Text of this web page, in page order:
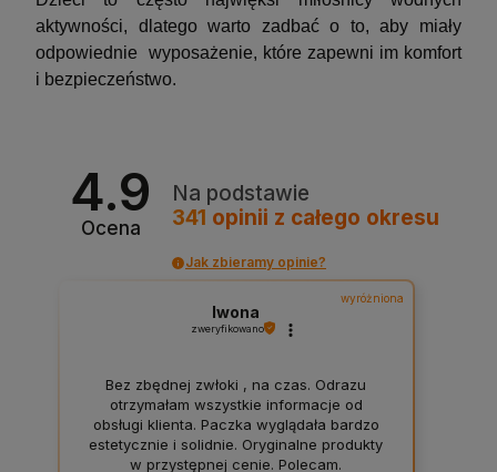
aktywności, dlatego warto zadbać o to, aby miały
odpowiednie wyposażenie, które zapewni im komfort
i bezpieczeństwo.
4.9
Ocena
Na podstawie
341 opinii z całego okresu
Jak zbieramy opinie?
wyróżniona
Iwona
zweryfikowano
Bez zbędnej zwłoki , na czas. Odrazu
otrzymałam wszystkie informacje od
obsługi klienta. Paczka wyglądała bardzo
estetycznie i solidnie. Oryginalne produkty
w przystępnej cenie. Polecam.